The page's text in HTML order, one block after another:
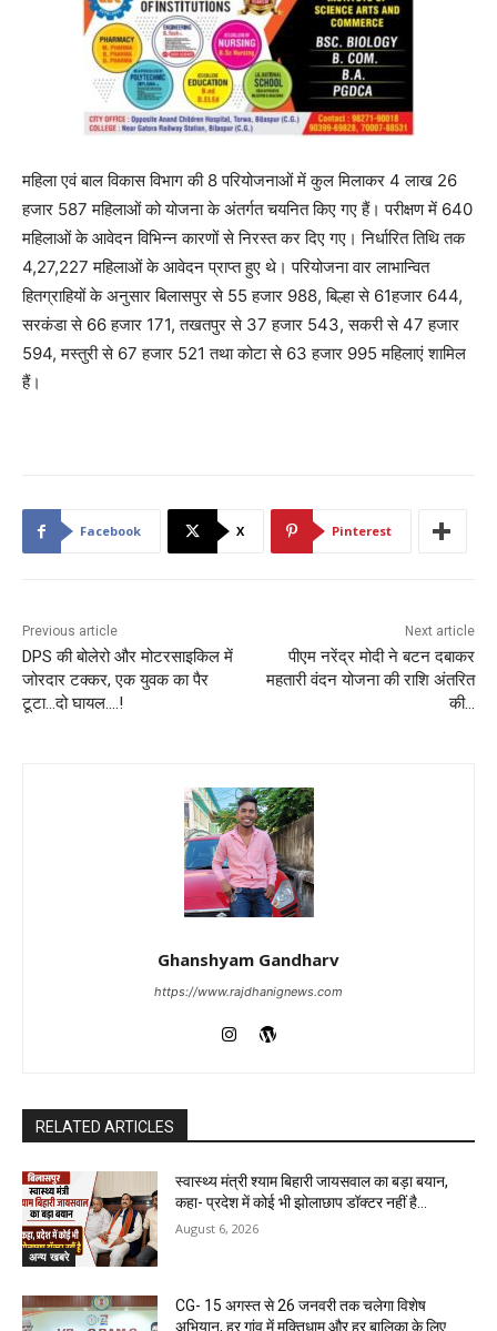
महिला एवं बाल विकास विभाग की 8 परियोजनाओं में कुल मिलाकर 4 लाख 26
हजार 587 महिलाओं को योजना के अंतर्गत चयनित किए गए हैं। परीक्षण में 640
महिलाओं के आवेदन विभिन्न कारणों से निरस्त कर दिए गए। निर्धारित तिथि तक
4,27,227 महिलाओं के आवेदन प्राप्त हुए थे। परियोजना वार लाभान्वित
हितग्राहियों के अनुसार बिलासपुर से 55 हजार 988, बिल्हा से 61हजार 644,
सरकंडा से 66 हजार 171, तखतपुर से 37 हजार 543, सकरी से 47 हजार
594, मस्तुरी से 67 हजार 521 तथा कोटा से 63 हजार 995 महिलाएं शामिल
हैं।
Facebook X Pinterest
Previous article
DPS की बोलेरो और मोटरसाइकिल में
जोरदार टक्कर, एक युवक का पैर
टूटा…दो घायल….!
Next article
पीएम नरेंद्र मोदी ने बटन दबाकर
महतारी वंदन योजना की राशि अंतरित
की…
Ghanshyam Gandharv
https://www.rajdhanignews.com
RELATED ARTICLES
अन्य खबरे
स्वास्थ्य मंत्री श्याम बिहारी जायसवाल का बड़ा बयान,
कहा- प्रदेश में कोई भी झोलाछाप डॉक्टर नहीं है…
August 6, 2026
CG- 15 अगस्त से 26 जनवरी तक चलेगा विशेष
अभियान, हर गांव में मुक्तिधाम और हर बालिका के लिए